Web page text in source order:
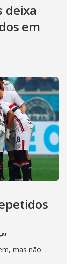
deixa
em
mas não